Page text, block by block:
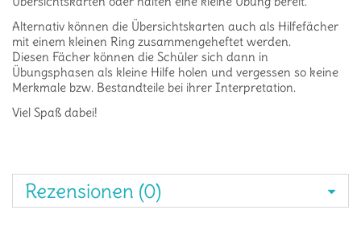
Alternativ können die Übersichtskarten auch als Hilfefächer
mit einem kleinen Ring zusammengeheftet werden.
Diesen Fächer können die Schüler sich dann in
Übungsphasen als kleine Hilfe holen und vergessen so keine
Merkmale bzw. Bestandteile bei ihrer Interpretation.
Viel Spaß dabei!
Rezensionen (0)